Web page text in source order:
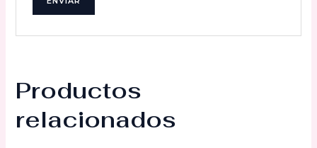
Productos
relacionados